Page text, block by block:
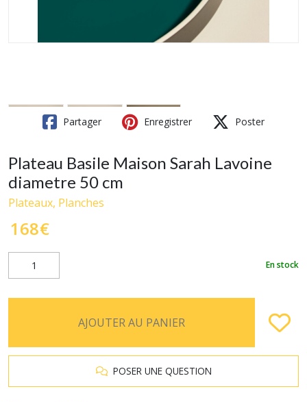
Partager Enregistrer Poster
Plateau Basile Maison Sarah Lavoine
diametre 50 cm
Plateaux, Planches
168€
En stock
AJOUTER AU PANIER
POSER UNE QUESTION